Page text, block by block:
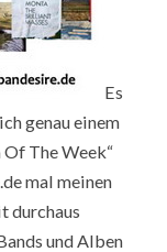
Es
genau einem
The Week“
mal meinen
durchaus
und Alben